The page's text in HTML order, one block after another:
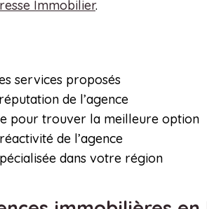
Immobilier.
services proposés
de l’agence
pour trouver la meilleure option
de l’agence
dans votre région